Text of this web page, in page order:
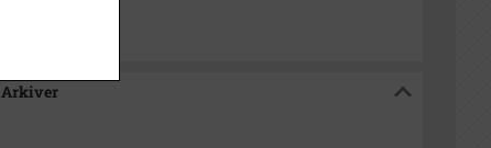
Arkiver